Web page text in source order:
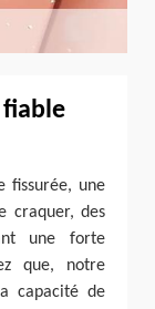
fissurée, une
craquer, des
une forte
que, notre
capacité de